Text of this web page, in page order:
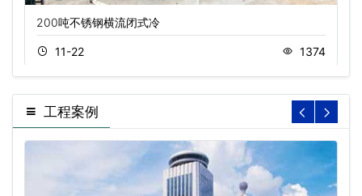
200吨不锈钢横流闭式冷
11-22 1374
工程案例